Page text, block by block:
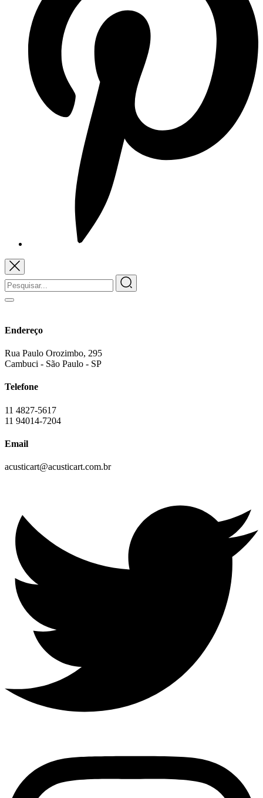
Endereço
Rua Paulo Orozimbo, 295
Cambuci - São Paulo - SP
Telefone
11 4827-5617
11 94014-7204
Email
acusticart@acusticart.com.br